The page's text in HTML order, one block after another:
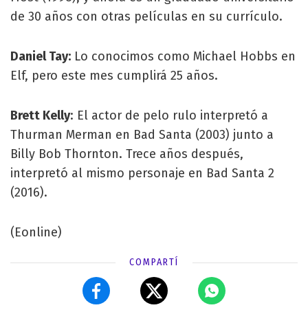
de 30 años con otras películas en su currículo.
Daniel Tay: Lo conocimos como Michael Hobbs en
Elf, pero este mes cumplirá 25 años.
Brett Kelly: El actor de pelo rulo interpretó a
Thurman Merman en Bad Santa (2003) junto a
Billy Bob Thornton. Trece años después,
interpretó al mismo personaje en Bad Santa 2
(2016).
(Eonline)
COMPARTÍ